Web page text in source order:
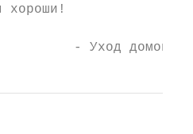
хороши!
- Уход домой